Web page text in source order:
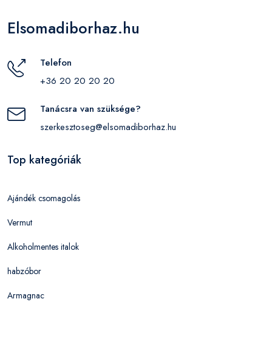
Elsomadiborhaz.hu
Telefon
+36 20 20 20 20
Tanácsra van szüksége?
szerkesztoseg@elsomadiborhaz.hu
Top kategóriák
Ajándék csomagolás
Vermut
Alkoholmentes italok
habzóbor
Armagnac